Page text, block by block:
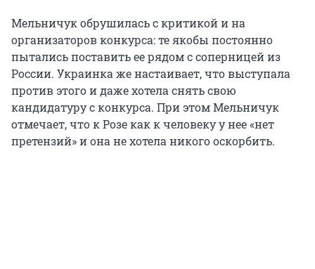
Мельничук обрушилась с критикой и на
организаторов конкурса: те якобы постоянно
пытались поставить ее рядом с соперницей из
России. Украинка же настаивает, что выступала
против этого и даже хотела снять свою
кандидатуру с конкурса. При этом Мельничук
отмечает, что к Розе как к человеку у нее «нет
претензий» и она не хотела никого оскорбить.